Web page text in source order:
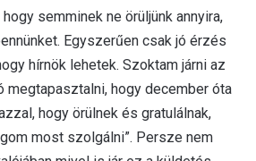
semminek ne örüljünk annyira,
Egyszerűen csak jó érzés
hírnök lehetek. Szoktam járni az
megtapasztalni, hogy december óta
hogy örülnek és gratulálnak,
most szolgálni”. Persze nem